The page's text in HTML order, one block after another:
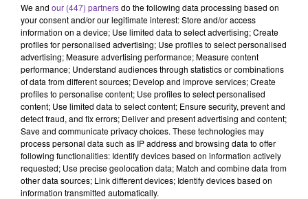
Podcast
JF SOIR 12-04_1
We and our (447) partnersdo the following data processing based on
your consent and/or our legitimate interest: Store and/or access
information on a device; Use limited data to select advertising; Create
profiles for personalised advertising; Use profiles to select personalised
advertising; Measure advertising performance; Measure content
performance; Understand audiences through statistics or combinations
of data from different sources; Develop and improve services; Create
profiles to personalise content; Use profiles to select personalised
content; Use limited data to select content; Ensure security, prevent and
detect fraud, and fix errors; Deliver and present advertising and content;
Save and communicate privacy choices. These technologies may
process personal data such as IP address and browsing data to offer
following functionalities: Identify devices based on information actively
requested; Use precise geolocation data; Match and combine data from
other data sources; Link different devices; Identify devices based on
information transmitted automatically.